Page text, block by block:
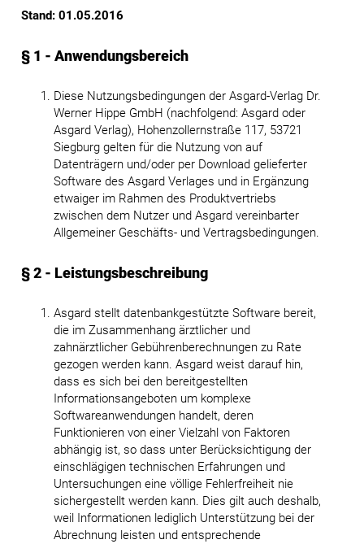
Stand: 01.05.2016
§ 1 - Anwendungsbereich
Diese Nutzungsbedingungen der Asgard-Verlag Dr.
Werner Hippe GmbH (nachfolgend: Asgard oder
Asgard Verlag), Hohenzollernstraße 117, 53721
Siegburg gelten für die Nutzung von auf
Datenträgern und/oder per Download gelieferter
Software des Asgard Verlages und in Ergänzung
etwaiger im Rahmen des Produktvertriebs
zwischen dem Nutzer und Asgard vereinbarter
Allgemeiner Geschäfts- und Vertragsbedingungen.
§ 2 - Leistungsbeschreibung
Asgard stellt datenbankgestützte Software bereit,
die im Zusammenhang ärztlicher und
zahnärztlicher Gebührenberechnungen zu Rate
gezogen werden kann. Asgard weist darauf hin,
dass es sich bei den bereitgestellten
Informationsangeboten um komplexe
Softwareanwendungen handelt, deren
Funktionieren von einer Vielzahl von Faktoren
abhängig ist, so dass unter Berücksichtigung der
einschlägigen technischen Erfahrungen und
Untersuchungen eine völlige Fehlerfreiheit nie
sichergestellt werden kann. Dies gilt auch deshalb,
weil Informationen lediglich Unterstützung bei der
Abrechnung leisten und entsprechende